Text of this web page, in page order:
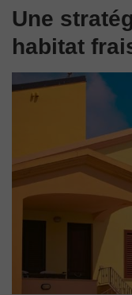
Une
habitat